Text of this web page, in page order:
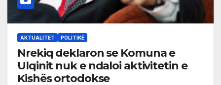
AKTUALITET POLITIKË
Nrekiq deklaron se Komuna e
Ulqinit nuk e ndaloi aktivitetin e
Kishës ortodokse